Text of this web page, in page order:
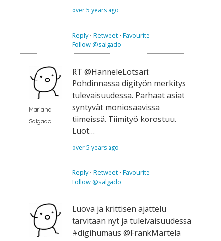
over 5 years ago
Reply⋅ Retweet ⋅ Favourite
Follow @salgado
Mariana
Salgado
RT @HanneleLotsari:
Pohdinnassa digityön merkitys
tulevaisuudessa. Parhaat asiat
syntyvät moniosaavissa
tiimeissä. Tiimityö korostuu.
Luot…
over 5 years ago
Reply⋅ Retweet ⋅ Favourite
Follow @salgado
Luova ja krittisen ajattelu
tarvitaan nyt ja tuleivaisuudessa
#digihumaus @FrankMartela